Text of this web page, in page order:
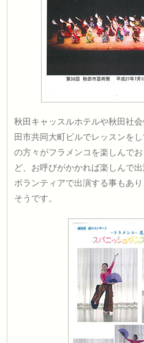
秋田キャッスルホテルや秋田社
田市共同大町ビルでレッスンを
の方々がフラメンコを楽しんで
ど、お呼びがかかれば楽しんで
ボランティアで出演する事もあ
そうです。